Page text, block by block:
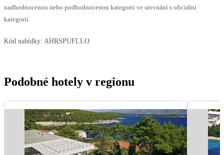
nadhodnocenou nebo podhodnocenou kategorii ve srovnání s oficiální
kategorií.
Kód nabídky: AHRSPUFLLO
Podobné hotely v regionu